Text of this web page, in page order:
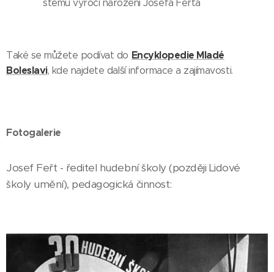
stému výročí narození Josefa Feřta
Také se můžete podívat do Encyklopedie Mladé
Boleslavi, kde najdete další informace a zajímavosti.
Fotogalerie
Josef Feřt - ředitel hudební školy (později Lidové
školy umění), pedagogická činnost: